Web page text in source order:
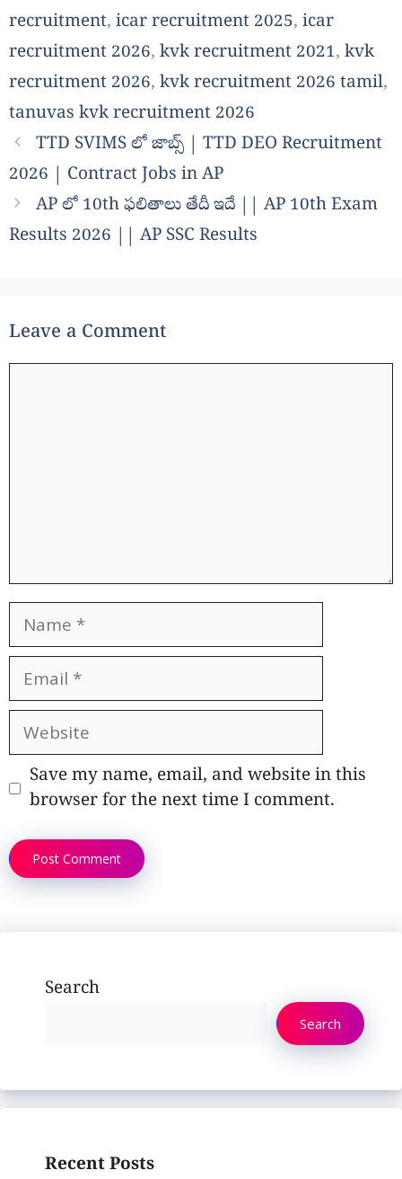
recruitment, icar recruitment 2025, icar
recruitment 2026, kvk recruitment 2021, kvk
recruitment 2026, kvk recruitment 2026 tamil,
tanuvas kvk recruitment 2026
TTD SVIMS లో జాబ్స్ | TTD DEO Recruitment
2026 | Contract Jobs in AP
AP లో 10th ఫలితాలు తేదీ ఇదే || AP 10th Exam
Results 2026 || AP SSC Results
Leave a Comment
Name
Email
Website
Save my name, email, and website in this
browser for the next time I comment.
Search
Search
Recent Posts